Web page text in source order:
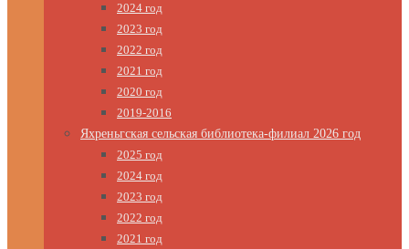
2024 год
2023 год
2022 год
2021 год
2020 год
2019-2016
Яхреньгская сельская библиотека-филиал 2026 год
2025 год
2024 год
2023 год
2022 год
2021 год